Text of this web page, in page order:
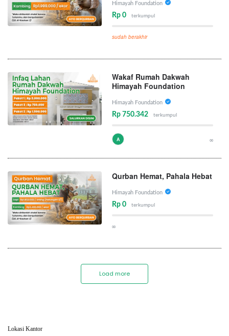
Himayah Foundation
Rp 0 terkumpul
sudah berakhir
Wakaf Rumah Dakwah
Himayah Foundation
Himayah Foundation
Rp 750.342 terkumpul
A ∞
Qurban Hemat, Pahala Hebat
Himayah Foundation
Rp 0 terkumpul
∞
Load more
Lokasi Kantor